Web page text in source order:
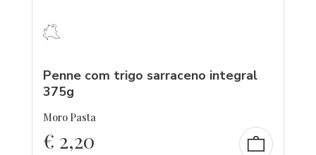
Penne com trigo sarraceno integral
375g
Moro Pasta
€ 2,20